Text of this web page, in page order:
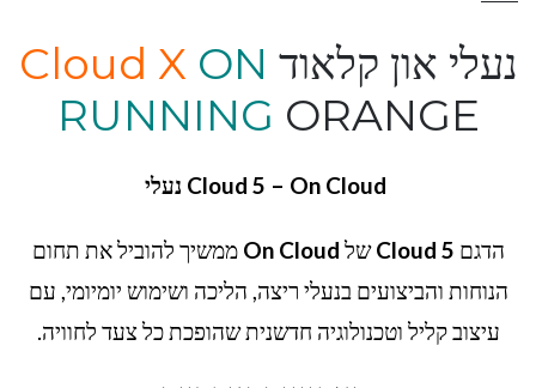
נעלי און קלאוד Cloud X ON
RUNNING ORANGE
הדגם Cloud 5של On Cloud ממשיך להוביל את תחום
הנוחות והביצועים בנעלי ריצה, הליכה ושימוש יומיומי, עם
עיצוב קליל וטכנולוגיה חדשנית שהופכת כל צעד לחוויה.